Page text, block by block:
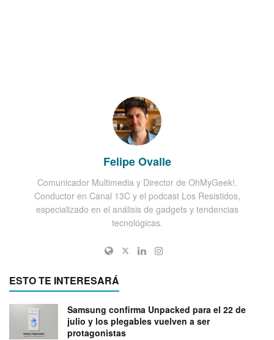
Felipe Ovalle
Comunicador Multimedia y Director de OhMyGeek!.
Conductor en Canal 13C y el podcast Los Resistidos,
especializado en el análisis de gadgets y tendencias
tecnológicas.
ESTO TE INTERESARÁ
Samsung confirma Unpacked para el 22 de
julio y los plegables vuelven a ser
protagonistas